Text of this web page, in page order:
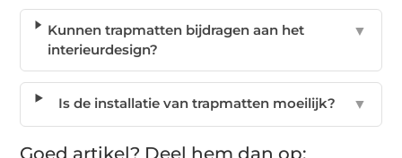
Kunnen trapmatten bijdragen aan het
interieurdesign?
▼
Is de installatie van trapmatten moeilijk? ▼
Goed artikel? Deel hem dan op: